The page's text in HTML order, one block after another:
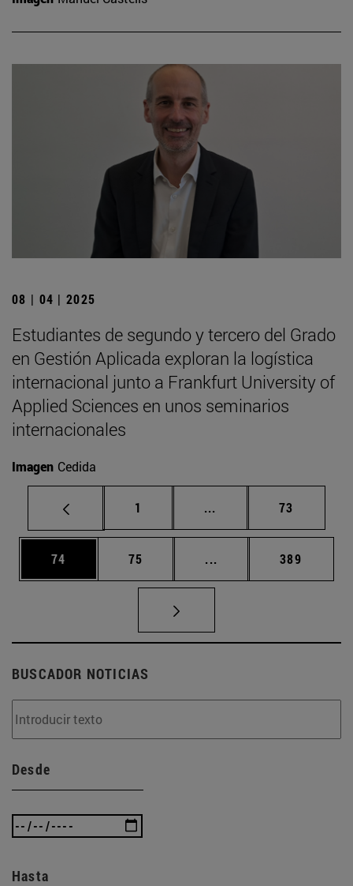
08 | 04 | 2025
Estudiantes de segundo y tercero del Grado
en Gestión Aplicada exploran la logística
internacional junto a Frankfurt University of
Applied Sciences en unos seminarios
internacionales
Imagen Cedida
Página
1 ... Páginas intermedias
Página
73
Página
74 Página
75 ... Páginas intermedias
Página
389
BUSCADOR NOTICIAS
Desde
Hasta